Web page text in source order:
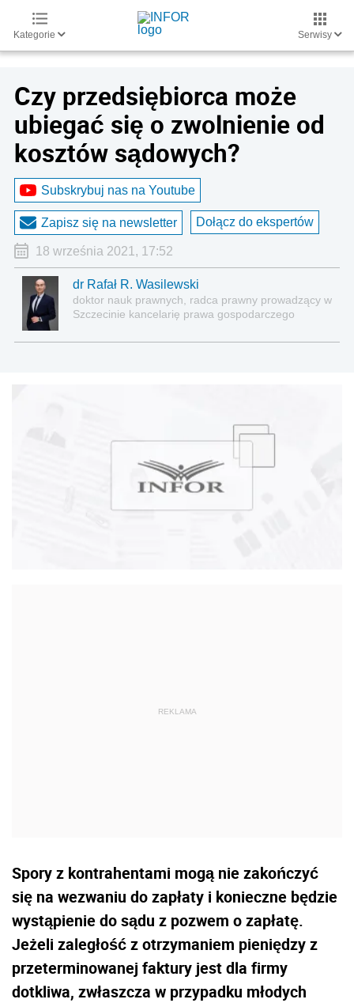
Kategorie Serwisy
Czy przedsiębiorca może
ubiegać się o zwolnienie od
kosztów sądowych?
Subskrybuj nas na Youtube
Zapisz się na newsletter Dołącz do ekspertów
18 września 2021, 17:52
dr Rafał R. Wasilewski
doktor nauk prawnych, radca prawny prowadzący w
Szczecinie kancelarię prawa gospodarczego
Spory z kontrahentami mogą nie zakończyć
się na wezwaniu do zapłaty i konieczne będzie
wystąpienie do sądu z pozwem o zapłatę.
Jeżeli zaległość z otrzymaniem pieniędzy z
przeterminowanej faktury jest dla firmy
dotkliwa, zwłaszcza w przypadku młodych